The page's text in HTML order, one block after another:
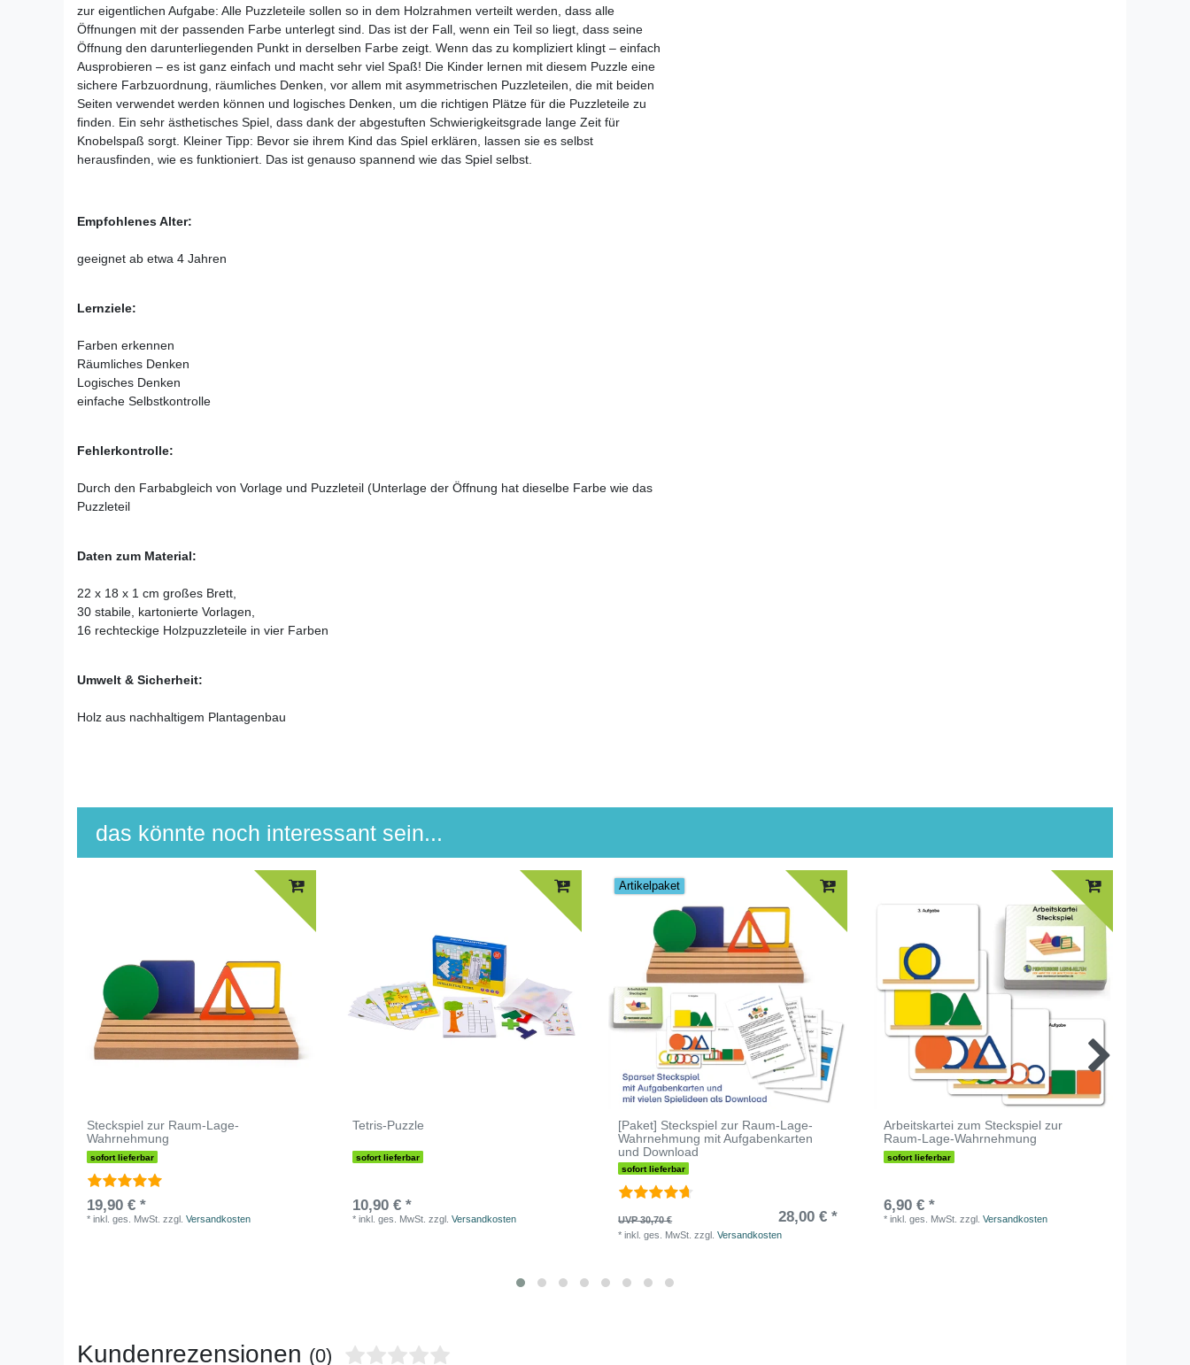
zur eigentlichen Aufgabe: Alle Puzzleteile sollen so in dem Holzrahmen verteilt werden, dass alle
Öffnungen mit der passenden Farbe unterlegt sind. Das ist der Fall, wenn ein Teil so liegt, dass seine
Öffnung den darunterliegenden Punkt in derselben Farbe zeigt. Wenn das zu kompliziert klingt – einfach
Ausprobieren – es ist ganz einfach und macht sehr viel Spaß! Die Kinder lernen mit diesem Puzzle eine
sichere Farbzuordnung, räumliches Denken, vor allem mit asymmetrischen Puzzleteilen, die mit beiden
Seiten verwendet werden können und logisches Denken, um die richtigen Plätze für die Puzzleteile zu
finden. Ein sehr ästhetisches Spiel, dass dank der abgestuften Schwierigkeitsgrade lange Zeit für
Knobelspaß sorgt. Kleiner Tipp: Bevor sie ihrem Kind das Spiel erklären, lassen sie es selbst
herausfinden, wie es funktioniert. Das ist genauso spannend wie das Spiel selbst.
Empfohlenes Alter:
geeignet ab etwa 4 Jahren
Lernziele:
Farben erkennen
Räumliches Denken
Logisches Denken
einfache Selbstkontrolle
Fehlerkontrolle:
Durch den Farbabgleich von Vorlage und Puzzleteil (Unterlage der Öffnung hat dieselbe Farbe wie das
Puzzleteil
Daten zum Material:
22 x 18 x 1 cm großes Brett,
30 stabile, kartonierte Vorlagen,
16 rechteckige Holzpuzzleteile in vier Farben
Umwelt & Sicherheit:
Holz aus nachhaltigem Plantagenbau
das könnte noch interessant sein...
Steckspiel zur Raum-Lage-
Wahrnehmung
sofort lieferbar
19,90 € *
*inkl. ges. MwSt. zzgl.Versandkosten
Tetris-Puzzle
sofort lieferbar
10,90 € *
*inkl. ges. MwSt. zzgl.Versandkosten
Artikelpaket
[Paket] Steckspiel zur Raum-Lage-
Wahrnehmung mit Aufgabenkarten
und Download
sofort lieferbar
UVP 30,70 € 28,00 € *
*inkl. ges. MwSt. zzgl.Versandkosten
Arbeitskartei zum Steckspiel zur
Raum-Lage-Wahrnehmung
sofort lieferbar
6,90 € *
*inkl. ges. MwSt. zzgl.Versandkosten
Kundenrezensionen (0)